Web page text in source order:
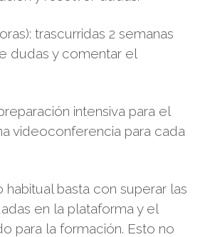
trascurridas 2 semanas
dudas y comentar el
intensiva para el
videoconferencia para cada
habitual basta con superar las
en la plataforma y el
para la formación. Esto no